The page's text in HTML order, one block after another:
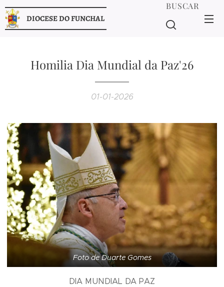
DIOCESE DO FUNCHAL
BUSCAR
Homilia Dia Mundial da Paz'26
01-01-2026
Foto de Duarte Gomes
DIA MUNDIAL DA PAZ